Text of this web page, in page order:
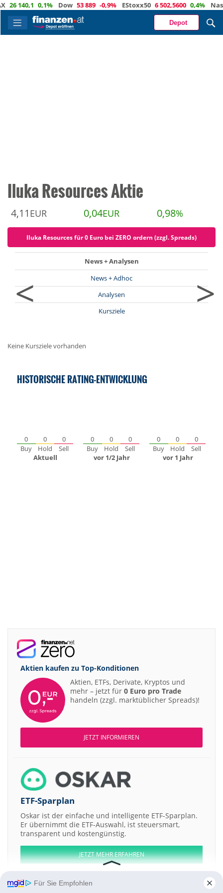
26 140,1 0,1% Dow 53 889 -0,9% EStoxx50 6 502,5600 0,4%
Depot
Iluka Resources Aktie
4,11 EUR 0,04EUR 0,98%
Iluka Resources für 0 Euro bei ZERO ordern (zzgl. Spreads)
<
News + Analysen
News + Adhoc
Analysen
Kursziele
>
Keine Kursziele vorhanden
HISTORISCHE RATING-ENTWICKLUNG
0
Buy
0
Hold
0
Sell
Aktuell
0
Buy
0
Hold
0
Sell
vor 1/2 Jahr
0
Buy
0
Hold
0
Sell
vor 1 Jahr
Aktien kaufen zu Top-Konditionen
Aktien, ETFs, Derivate, Kryptos und
mehr – jetzt für 0 Euro pro Trade
handeln (zzgl. marktüblicher Spreads)!
JETZT INFORMIEREN
ETF-Sparplan
Oskar ist der einfache und intelligente ETF-Sparplan.
Er übernimmt die ETF-Auswahl, ist steuersmart,
transparent und kostengünstig.
JETZT MEHR ERFAHREN
Für Sie Empfohlen